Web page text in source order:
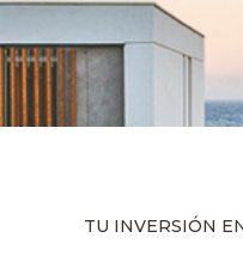
TU INVERSIÓN